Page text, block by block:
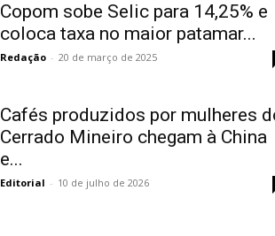
Copom sobe Selic para 14,25% e
coloca taxa no maior patamar...
Redação - 20 de março de 2025
Cafés produzidos por mulheres
Cerrado Mineiro chegam à China
e...
Editorial - 10 de julho de 2026